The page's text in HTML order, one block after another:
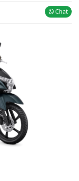
Chat